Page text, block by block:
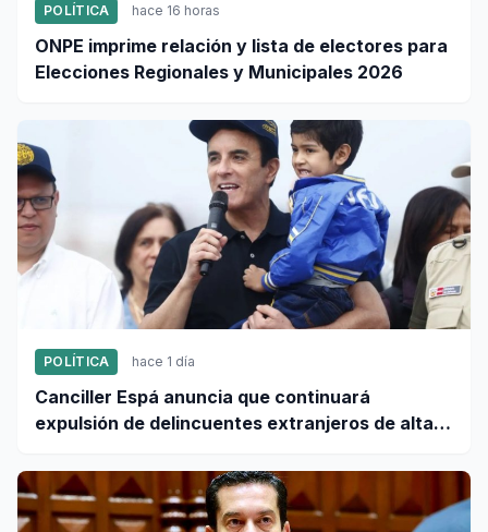
POLÍTICA hace 16 horas
ONPE imprime relación y lista de electores para
Elecciones Regionales y Municipales 2026
POLÍTICA hace 1 día
Canciller Espá anuncia que continuará
expulsión de delincuentes extranjeros de alta